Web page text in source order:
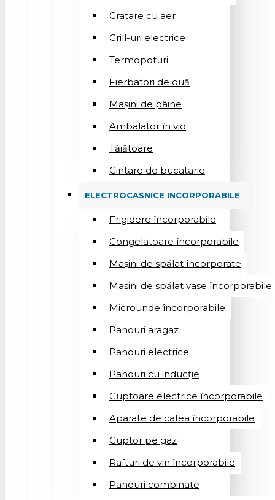
Gratare cu aer
Grill-uri electrice
Termopoturi
Fierbatori de ouă
Mașini de pâine
Ambalator în vid
Tăiătoare
Cintare de bucatarie
ELECTROCASNICE INCORPORABILE
Frigidere încorporabile
Congelatoare încorporabile
Mașini de spălat încorporate
Mașini de spălat vase încorporabile
Microunde încorporabile
Panouri aragaz
Panouri electrice
Panouri cu inducție
Cuptoare electrice încorporabile
Aparate de cafea încorporabile
Cuptor pe gaz
Rafturi de vin încorporabile
Panouri combinate